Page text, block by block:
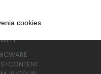
IS>CONTENT
cookies